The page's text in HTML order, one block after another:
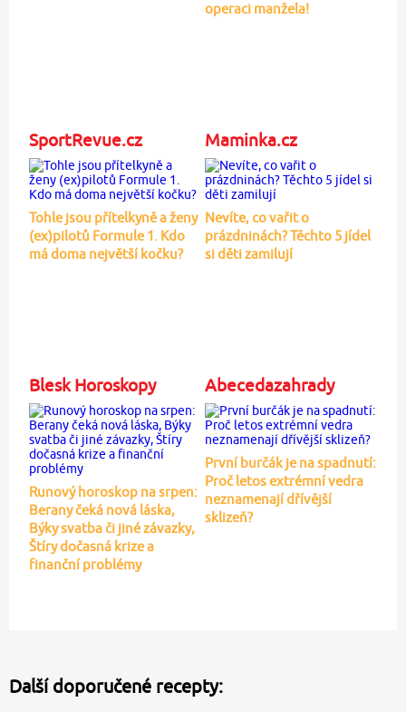
operaci manžela!
SportRevue.cz
Tohle jsou přítelkyně a ženy
(ex)pilotů Formule 1. Kdo
má doma největší kočku?
Maminka.cz
Nevíte, co vařit o
prázdninách? Těchto 5 jídel
si děti zamilují
Blesk Horoskopy
Runový horoskop na srpen:
Berany čeká nová láska,
Býky svatba či jiné závazky,
Štíry dočasná krize a
finanční problémy
Abecedazahrady
První burčák je na spadnutí:
Proč letos extrémní vedra
neznamenají dřívější
sklizeň?
Další doporučené recepty: